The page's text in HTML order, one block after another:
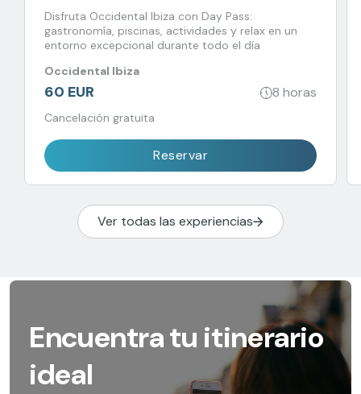
Disfruta Occidental Ibiza con Day Pass:
gastronomía, piscinas, actividades y relax en un
entorno excepcional durante todo el día
Occidental Ibiza
60 EUR 8 horas
Cancelación gratuita
Reservar
Ver todas las experiencias
Encuentra tu itinerario
ideal